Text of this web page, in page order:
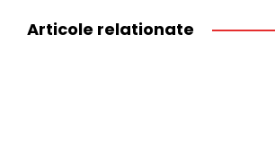
Articole relationate